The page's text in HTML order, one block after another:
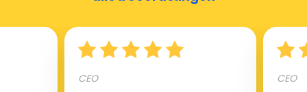
Hoeveel kost een luchthaven taxi transfer?
CEO CEO